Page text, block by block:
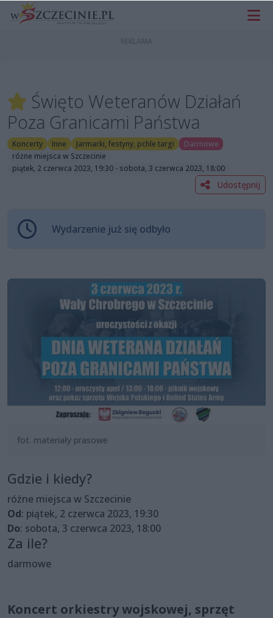
Święto Weteranów Działań
Poza Granicami Państwa
Koncerty Inne Jarmarki, festyny, pchle targi
Darmowe
różne miejsca w Szczecinie
piątek, 2 czerwca 2023, 19:30 - sobota, 3 czerwca 2023, 18:00
Udostępnij
Wydarzenie już się odbyło
fot. materiały prasowe
Gdzie i kiedy?
różne miejsca w Szczecinie
Od: piątek, 2 czerwca 2023, 19:30
Do: sobota, 3 czerwca 2023, 18:00
Za ile?
darmowe
Koncert orkiestry wojskowej, sprzęt